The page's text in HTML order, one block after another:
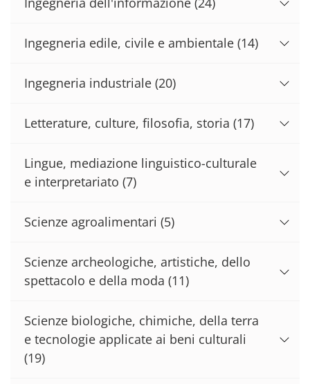
Ingegneria edile, civile e ambientale (14)
Ingegneria industriale (20)
Letterature, culture, filosofia, storia (17)
Lingue, mediazione linguistico-culturale
e interpretariato (7)
Scienze agroalimentari (5)
Scienze archeologiche, artistiche, dello
spettacolo e della moda (11)
Scienze biologiche, chimiche, della terra
e tecnologie applicate ai beni culturali
(19)